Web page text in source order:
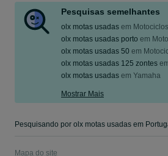
Pesquisas semelhantes
olx motas usadas em
olx motas usadas porto em
olx motas usadas 50 em
olx motas usadas 125 zontes
olx motas usadas em Yamaha
Mostrar Mais
Mapa do site